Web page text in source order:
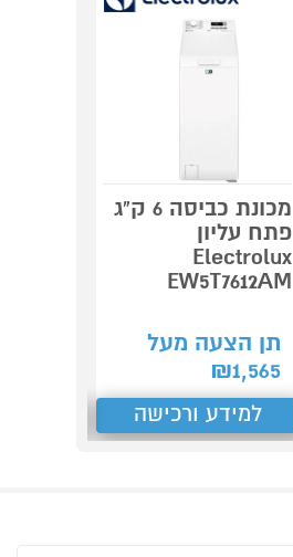
מכונת כביסה 6 ק"ג
פתח עליון
Electrolux
EW5T7612AM
תן הצעה מעל
1,565
₪
למידע ורכישה